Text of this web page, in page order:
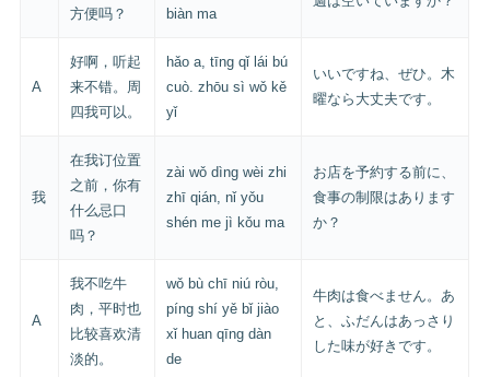
方便吗？ biàn ma
A
好啊，听起
来不错。周
四我可以。
hǎo a, tīng qǐ lái bú
cuò. zhōu sì wǒ kě
yǐ
いいですね、ぜひ。木
曜なら大丈夫です。
我
在我订位置
之前，你有
什么忌口
吗？
zài wǒ dìng wèi zhi
zhī qián, nǐ yǒu
shén me jì kǒu ma
お店を予約する前に、
食事の制限はあります
か？
A
我不吃牛
肉，平时也
比较喜欢清
淡的。
wǒ bù chī niú ròu,
píng shí yě bǐ jiào
xǐ huan qīng dàn
de
牛肉は食べません。あ
と、ふだんはあっさり
した味が好きです。